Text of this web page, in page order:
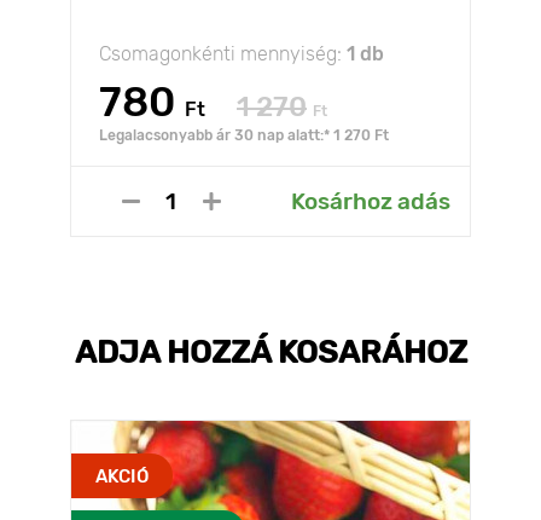
Csomagonkénti mennyiség: 1 db
780 Ft 1 270 Ft
Legalacsonyabb ár 30 nap alatt:* 1 270 Ft
Kosárhoz adás
ADJA HOZZÁ KOSARÁHOZ
AKCIÓ